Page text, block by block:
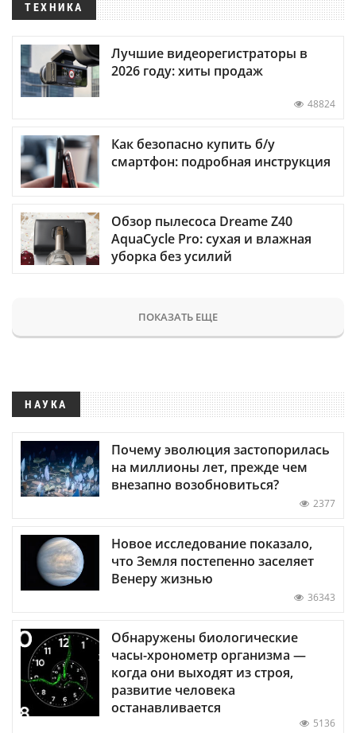
ТЕХНИКА
Лучшие видеорегистраторы в
2026 году: хиты продаж
48824
Как безопасно купить б/у
смартфон: подробная инструкция
Обзор пылесоса Dreame Z40
AquaCycle Pro: сухая и влажная
уборка без усилий
ПОКАЗАТЬ ЕЩЕ
НАУКА
Почему эволюция застопорилась
на миллионы лет, прежде чем
внезапно возобновиться?
2377
Новое исследование показало,
что Земля постепенно заселяет
Венеру жизнью
36343
Обнаружены биологические
часы-хронометр организма —
когда они выходят из строя,
развитие человека
останавливается
5136